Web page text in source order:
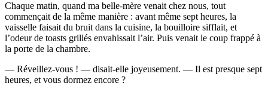
Chaque matin, quand ma belle-mère venait chez nous, tout
commençait de la même manière : avant même sept heures, la
vaisselle faisait du bruit dans la cuisine, la bouilloire sifflait, et
l’odeur de toasts grillés envahissait l’air. Puis venait le coup frappé à
la porte de la chambre.
— Réveillez-vous ! — disait-elle joyeusement. — Il est presque sept
heures, et vous dormez encore ?